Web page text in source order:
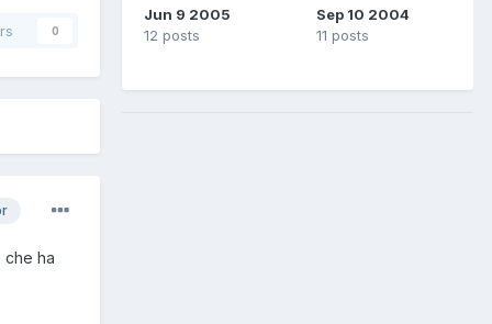
0
che ha
Jun 9 2005
12 posts
Sep 10 2004
11 posts